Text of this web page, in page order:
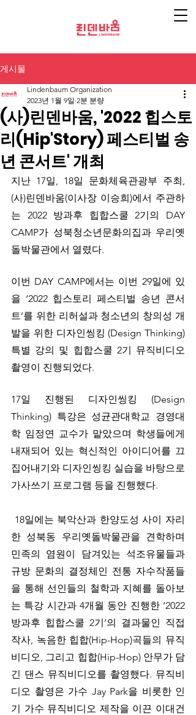
게시물
(사)린덴바움, '2022 힙스토
리(Hip'Story) 페스티벌 송
년 콘서트' 개최
Lindenbaum Organization
2023년 1월 9일 2분 분량
지난 17일, 18일 문화체육관광부 주최,
(사)린덴바움(이사장 이승희)에서 주관하
는 2022 방과후 힙합스쿨 2기의 DAY
CAMP가 성북청소년문화의집과 우리옛
돌박물관에서 열렸다.
이번 DAY CAMP에서는 이번 29일에 있
을 ‘2022 힙스토리 페스티벌 송년 콘서
트’를 위한 리허설과 청소년의 창의성 개
발을 위한 디자인씽킹 (Design Thinking)
특별 강의 및 힙합스쿨 2기 뮤직비디오
촬영이 진행되었다.
17일 진행된 디자인씽킹 (Design
Thinking) 특강은 성균관대학교 경영대
학 임정연 교수가 맡았으며 학생들에게
내재되어 있는 혁신적인 아이디어를 끄
집어내기와 디자인씽킹 실습을 바탕으로
가사쓰기 프로그램 등을 진행했다.
한 성북동 우리옛돌박물관을 견학하며
민족의 염원이 담겨있는 석조유물들과
규방 문화의 결정체인 전통 자수작품들
을 통해 선인들의 철학과 지혜를 돌아보
는 특강 시간과 4개월 동안 진행한 ‘2022
방과후 힙합스쿨 2기’의 결과물인 직접
작사, 녹음한 힙합(Hip-Hop)곡들의 뮤직
비디오, 그리고 힙합(Hip-Hop) 안무가 담
긴 댄스 뮤직비디오를 촬영했다. 뮤직비
디오 촬영은 가수 Jay Park을 비롯한 인
기 가수 뮤직비디오 제작을 이끈 이대건